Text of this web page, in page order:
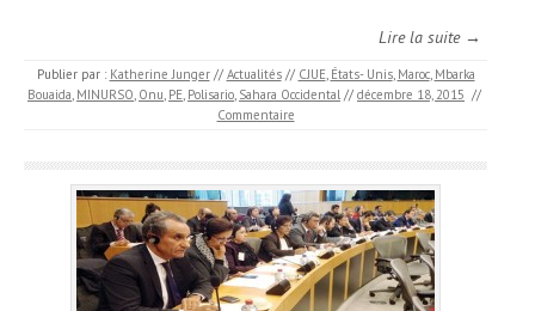
Lire la suite →
Publier par : Katherine Junger // Actualités // CJUE, États- Unis, Maroc, Mbarka
Bouaida, MINURSO, Onu, PE, Polisario, Sahara Occidental // décembre 18, 2015 //
Commentaire